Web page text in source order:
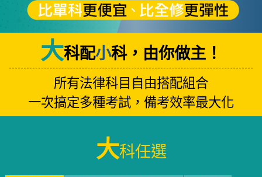
大科配小科，由你做主！
所有法律科目自由搭配組合
一次搞定多種考試，備考效率最大化
大科任選